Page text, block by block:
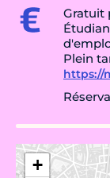
Gratuit
Plein
https://
+